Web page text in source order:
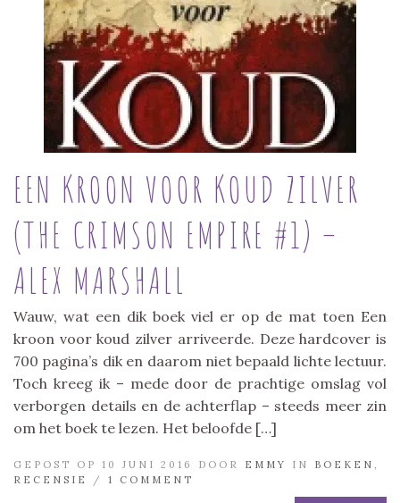
EEN KROON VOOR KOUD ZILVER
(THE CRIMSON EMPIRE #1) –
ALEX MARSHALL
Wauw, wat een dik boek viel er op de mat toen Een
kroon voor koud zilver arriveerde. Deze hardcover is
700 pagina’s dik en daarom niet bepaald lichte lectuur.
Toch kreeg ik – mede door de prachtige omslag vol
verborgen details en de achterflap – steeds meer zin
om het boek te lezen. Het beloofde […]
GEPOST OP 10 JUNI 2016 DOOR EMMY IN BOEKEN
RECENSIE
/ 1 COMMENT